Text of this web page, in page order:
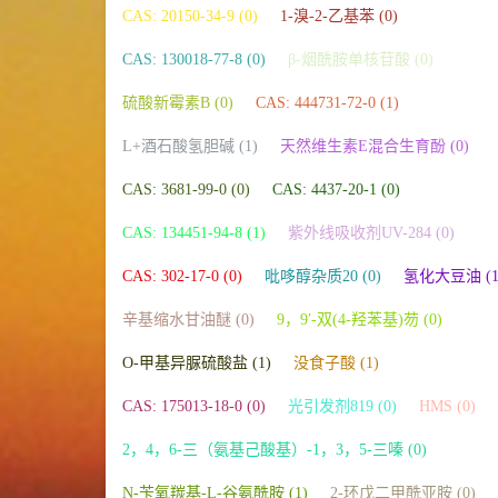
CAS: 20150-34-9 (0) 1-溴-2-乙基苯 (0)
CAS: 130018-77-8 (0) β-烟酰胺单核苷酸 (0)
硫酸新霉素B (0) CAS: 444731-72-0 (1)
L+酒石酸氢胆碱 (1) 天然维生素E混合生育酚 (0)
CAS: 3681-99-0 (0) CAS: 4437-20-1 (0)
CAS: 134451-94-8 (1) 紫外线吸收剂UV-284 (0)
CAS: 302-17-0 (0) 吡哆醇杂质20 (0) 氢化大豆油
辛基缩水甘油醚 (0) 9，9′-双(4-羟苯基)芴 (0)
O-甲基异脲硫酸盐 (1) 没食子酸 (1)
CAS: 175013-18-0 (0) 光引发剂819 (0) HMS (0)
2，4，6-三（氨基己酸基）-1，3，5-三嗪 (0)
N-苄氧羰基-L-谷氨酰胺 (1) 2-环戊二甲酰亚胺 (0)